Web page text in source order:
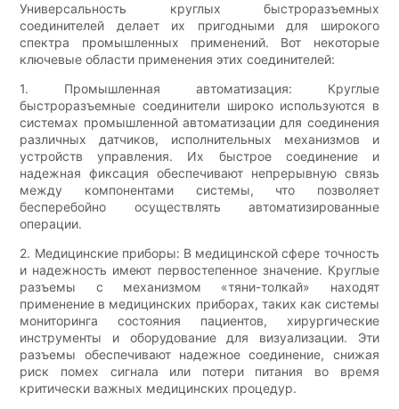
Универсальность круглых быстроразъемных
соединителей делает их пригодными для широкого
спектра промышленных применений. Вот некоторые
ключевые области применения этих соединителей:
1. Промышленная автоматизация: Круглые
быстроразъемные соединители широко используются в
системах промышленной автоматизации для соединения
различных датчиков, исполнительных механизмов и
устройств управления. Их быстрое соединение и
надежная фиксация обеспечивают непрерывную связь
между компонентами системы, что позволяет
бесперебойно осуществлять автоматизированные
операции.
2. Медицинские приборы: В медицинской сфере точность
и надежность имеют первостепенное значение. Круглые
разъемы с механизмом «тяни-толкай» находят
применение в медицинских приборах, таких как системы
мониторинга состояния пациентов, хирургические
инструменты и оборудование для визуализации. Эти
разъемы обеспечивают надежное соединение, снижая
риск помех сигнала или потери питания во время
критически важных медицинских процедур.